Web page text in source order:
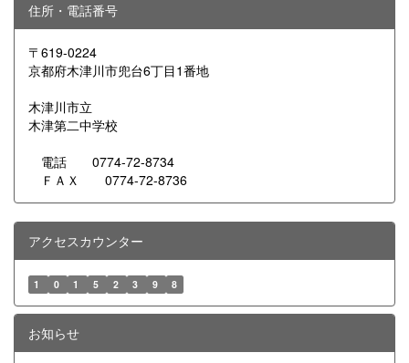
住所・電話番号
〒619-0224
京都府木津川市兜台6丁目1番地
木津川市立
木津第二中学校
電話 0774-72-8734
ＦＡＸ 0774-72-8736
アクセスカウンター
1 0 1 5 2 3 9 8
お知らせ